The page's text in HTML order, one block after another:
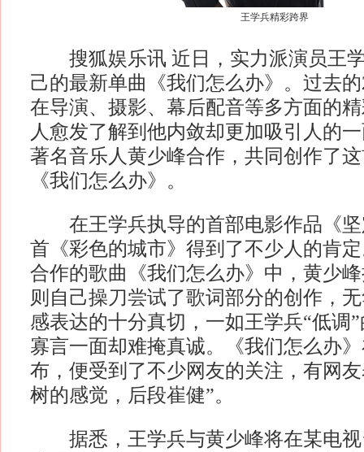
王学兵精彩跨界
搜狐娱乐讯 近日，实力派演员王学
己的最新单曲《我们怎么办》。过去
在导演、摄影、幕后配音等多方面的
人愈发了解到他内敛却更加吸引人的
著名音乐人黄少峰合作，共同创作了
《我们怎么办》。
在王学兵执导的首部电影作品《坚
首《彩色的城市》得到了不少人的肯
合作的歌曲《我们怎么办》中，黄少
则自己操刀尝试了歌词部分的创作，
感表达的十分真切，一如王学兵“低调
寡言一面却难掩真诚。《我们怎么办
布，便受到了不少网友的关注，有网
树的感觉，后段崔健”。
据悉，王学兵与黄少峰将在某电视